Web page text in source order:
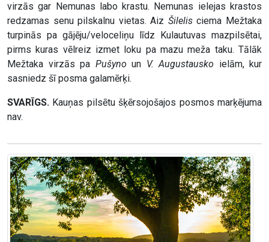
virzās gar Nemunas labo krastu. Nemunas ielejas krastos
redzamas senu pilskalnu vietas. Aiz Šilelisciema Mežtaka
turpinās pa gājēju/veloceliņu līdz Kulautuvas mazpilsētai,
pirms kuras vēlreiz izmet loku pa mazu meža taku. Tālāk
Mežtaka virzās pa Pušyno un V. Augustausko ielām, kur
sasniedz šī posma galamērķi.
SVARĪGS. Kauņas pilsētu šķērsojošajos posmos marķējuma
nav.